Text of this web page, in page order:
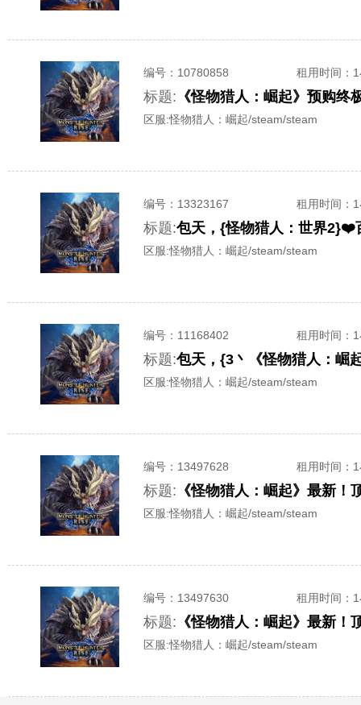
编号： 10780858 租用时间 ：
标题: 《怪物猎人：崛起》预购
区服:怪物猎人：崛起/steam/steam
编号： 13323167 租用时间 ：
标题:包天，{怪物猎人：世界2}❤️
区服:怪物猎人：崛起/steam/steam
编号： 11168402 租用时间 ：
标题:包天，{3丶《怪物猎人：
区服:怪物猎人：崛起/steam/steam
编号： 13497628 租用时间 ：
标题: 《怪物猎人：崛起》最新！
区服:怪物猎人：崛起/steam/steam
编号： 13497630 租用时间 ：
标题: 《怪物猎人：崛起》最新！
区服:怪物猎人：崛起/steam/steam